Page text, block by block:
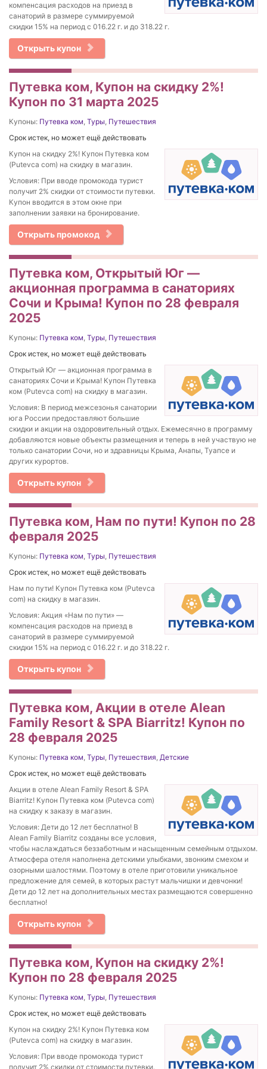
компенсация расходов на приезд в
санаторий в размере суммируемой
скидки 15% на период с 016.22 г. и до 318.22 г.
Открыть купон
Путевка ком, Купон на скидку 2%!
Купон по 31 марта 2025
Купоны: Путевка ком, Туры, Путешествия
Срок истек, но может ещё действовать
Купон на скидку 2%! Купон Путевка ком
(Putevca com) на скидку в магазин.
Условия: При вводе промокода турист
получит 2% скидки от стоимости путевки.
Купон вводится в этом окне при
заполнении заявки на бронирование.
Открыть промокод
Путевка ком, Открытый Юг —
акционная программа в санаториях
Сочи и Крыма! Купон по 28 февраля
2025
Купоны: Путевка ком, Туры, Путешествия
Срок истек, но может ещё действовать
Открытый Юг — акционная программа в
санаториях Сочи и Крыма! Купон Путевка
ком (Putevca com) на скидку в магазин.
Условия: В период межсезонья санатории
юга России предоставляют большие
скидки и акции на оздоровительный отдых. Ежемесячно в программу
добавляются новые объекты размещения и теперь в ней участвую не
только санатории Сочи, но и здравницы Крыма, Анапы, Туапсе и
других курортов.
Открыть купон
Путевка ком, Нам по пути! Купон по 28
февраля 2025
Купоны: Путевка ком, Туры, Путешествия
Срок истек, но может ещё действовать
Нам по пути! Купон Путевка ком (Putevca
com) на скидку в магазин.
Условия: Акция «Нам по пути» —
компенсация расходов на приезд в
санаторий в размере суммируемой
скидки 15% на период с 016.22 г. и до 318.22 г.
Открыть купон
Путевка ком, Акции в отеле Alean
Family Resort & SPA Biarritz! Купон по
28 февраля 2025
Купоны: Путевка ком, Туры, Путешествия, Детские
Срок истек, но может ещё действовать
Акции в отеле Alean Family Resort & SPA
Biarritz! Купон Путевка ком (Putevca com)
на скидку к заказу в магазин.
Условия: Дети до 12 лет бесплатно! В
Alean Family Biarritz созданы все условия,
чтобы наслаждаться беззаботным и насыщенным семейным отдыхом.
Атмосфера отеля наполнена детскими улыбками, звонким смехом и
озорными шалостями. Поэтому в отеле приготовили уникальное
предложение для семей, в которых растут мальчишки и девчонки!
Дети до 12 лет на дополнительных местах размещаются совершенно
бесплатно!
Открыть купон
Путевка ком, Купон на скидку 2%!
Купон по 28 февраля 2025
Купоны: Путевка ком, Туры, Путешествия
Срок истек, но может ещё действовать
Купон на скидку 2%! Купон Путевка ком
(Putevca com) на скидку в магазин.
Условия: При вводе промокода турист
получит 2% скидки от стоимости путевки.